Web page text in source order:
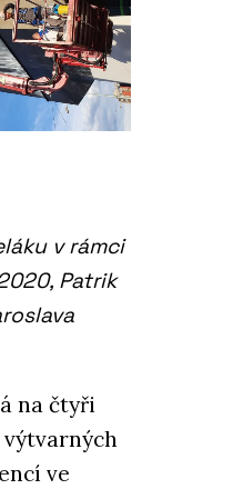
v rámci
Patrik
na čtyři
ve